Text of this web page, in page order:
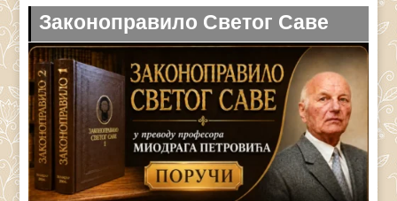
Законоправило Светог Саве